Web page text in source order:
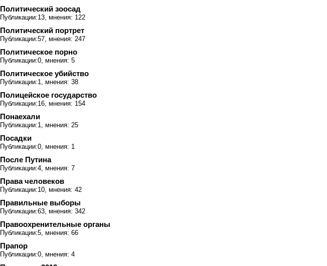
Политический зоосад
Публикации:13, мнения: 122
Политический портрет
Публикации:57, мнения: 247
Политическое порно
Публикации:0, мнения: 5
Политическое убийство
Публикации:1, мнения: 38
Полицейское государство
Публикации:16, мнения: 154
Понаехали
Публикации:1, мнения: 25
Посадки
Публикации:0, мнения: 1
После Путина
Публикации:4, мнения: 7
Права человеков
Публикации:10, мнения: 42
Правильные выборы
Публикации:63, мнения: 342
Правоохренительные органы
Публикации:5, мнения: 66
Прапор
Публикации:0, мнения: 4